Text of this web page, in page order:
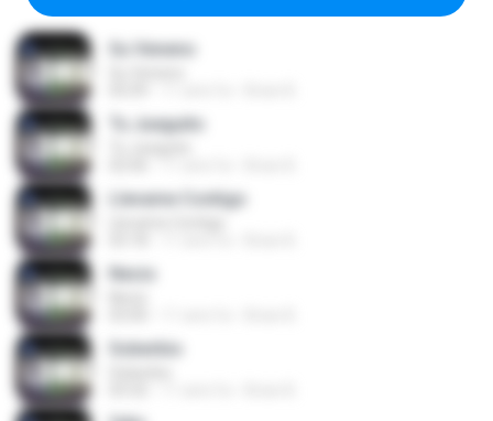
Su Veneno
Tu Jueguito
Llevame Contigo
Necio
Soberbio